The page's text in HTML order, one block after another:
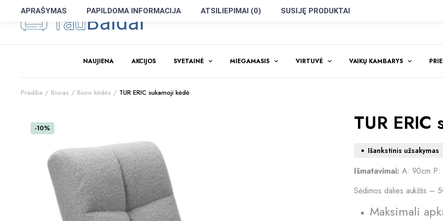
NAUJIENA AKCIJOS SVETAINĖ MIEGAMASIS VIRTUVĖ VAIKŲ KAMBARYS
Pradžia Biuras Biuro kėdės TUR ERIC sukamoji kėdė
-10% TUR
Išankstinis užsakymas
Išmatavimai: A: 90cm
Sėdimos dalies aukštis –
Maksimali
APRAŠYMAS PAPILDOMA INFORMACIJA ATSILIEPIMAI (0) SUSIJĘ PRODUKTAI